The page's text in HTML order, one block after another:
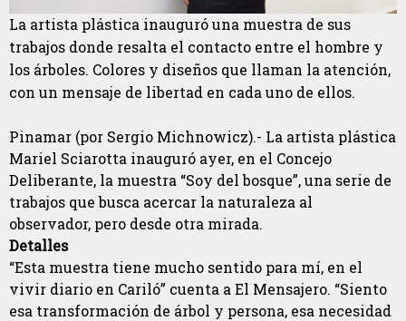
La artista plástica inauguró una muestra de sus
trabajos donde resalta el contacto entre el hombre y
los árboles. Colores y diseños que llaman la atención,
con un mensaje de libertad en cada uno de ellos.
Pinamar (por Sergio Michnowicz).- La artista plástica
Mariel Sciarotta inauguró ayer, en el Concejo
Deliberante, la muestra “Soy del bosque”, una serie de
trabajos que busca acercar la naturaleza al
observador, pero desde otra mirada.
Detalles
“Esta muestra tiene mucho sentido para mí, en el
vivir diario en Cariló” cuenta a El Mensajero. “Siento
esa transformación de árbol y persona, esa necesidad